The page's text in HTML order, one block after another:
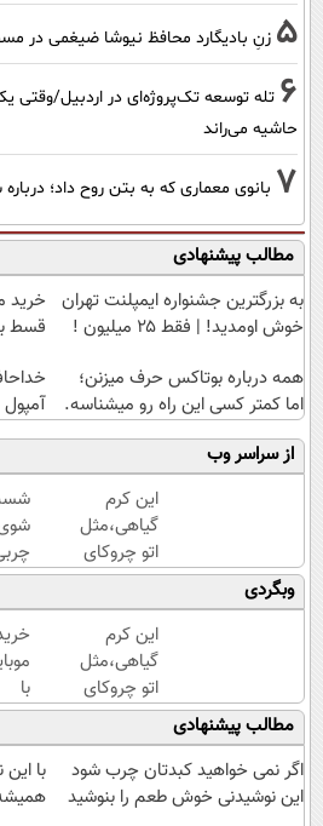
5 زنِ بادیگارد محافظ نیوشا ضیغمی در
6 تله توسعه تک‌پروژه‌ای در اردبیل/وقتی یک
حاشیه می‌راند
7 بانوی معماری که به بتن روح داد؛ درباره
مطالب پیشنهادی
به بزرگترین جشنواره ایمپلنت تهران
خوش اومدید! | فقط ۲۵ میلیون !
قسط
همه درباره بوتاکس حرف میزنن؛
اما کمتر کسی این راه رو میشناسه.
آمپول
از سراسر وب
این کرم
گیاهی،مثل
اتو چروکای
پوستتوصاف
میکنه!50%تخفیف
با
وبگردی
این کرم
گیاهی،مثل
اتو چروکای
پوستتوصاف
میکنه!50%تخفیف
با
پی
۴
مطالب پیشنهادی
اگر نمی خواهید کبدتان چرب شود
این نوشیدنی خوش طعم را بنوشید
با
همیشه